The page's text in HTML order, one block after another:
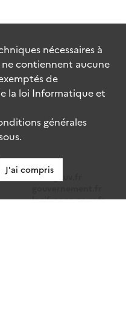
data.gouv.fr
legifrance.gouv.fr
nécessaires à
contiennent aucune
de
la loi Informatique et
générales
J'ai compris